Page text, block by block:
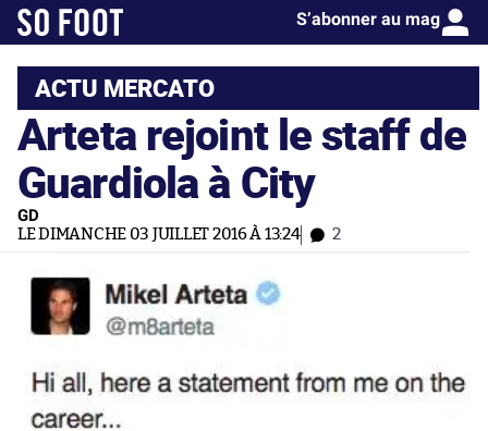
S’abonner au mag
ACTU MERCATO
Arteta rejoint le staff de
Guardiola à City
GD
LE DIMANCHE 03 JUILLET 2016 À 13:24 2